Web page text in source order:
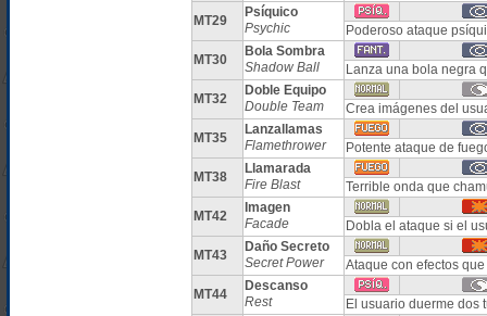
MT29
Psíquico
Psychic
Poderoso ataque
MT30
Bola Sombra
Shadow Ball
Lanza una bola negra
MT32
Doble Equipo
Double Team
Crea imágenes del
MT35
Lanzallamas
Flamethrower
Potente ataque de
MT38
Llamarada
Fire Blast
Terrible onda que
MT42
Imagen
Facade
Dobla el ataque si el
MT43
Daño Secreto
Secret Power
Ataque con efectos
MT44
Descanso
Rest
El usuario duerme dos